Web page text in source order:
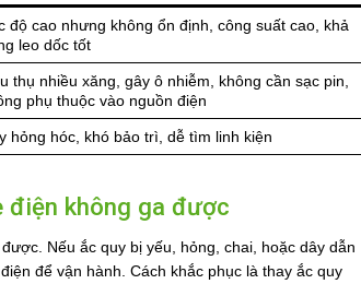
độ cao nhưng không ổn định, công suất cao, khả
leo dốc tốt
thụ nhiều xăng, gây ô nhiễm, không cần sạc pin,
phụ thuộc vào nguồn điện
hỏng hóc, khó bảo trì, dễ tìm linh kiện
điện không ga được
Nếu ắc quy bị yếu, hỏng, chai, hoặc dây dẫn
để vận hành. Cách khắc phục là thay ắc quy